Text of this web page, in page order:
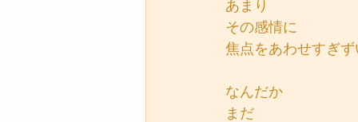
あまり
その感情に
焦点をあわせすぎず
なんだか
まだ